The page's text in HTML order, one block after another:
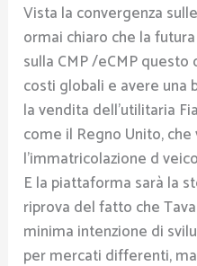
Vista la convergenza
ormai chiaro che la
sulla CMP /eCMP
costi globali e avere una
la vendita dell’utilitaria
come il Regno Unito,
l’immatricolazione d
E la piattaforma sarà la
riprova del fatto che
minima intenzione di
per mercati differenti,